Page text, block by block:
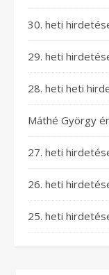
30. heti
29. heti
28. heti heti
Máthé György
27. heti
26. heti
25. heti